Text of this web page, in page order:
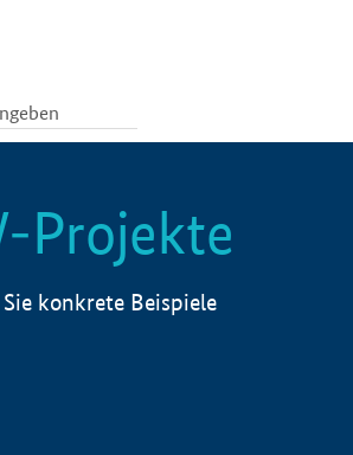
Projekte
konkrete Beispiele